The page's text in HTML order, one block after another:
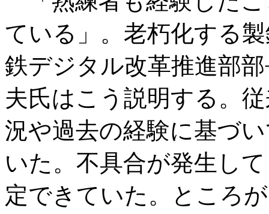
ている」。老朽化する
鉄デジタル改革推進部
夫氏はこう説明する。
況や過去の経験に基づ
いた。不具合が発生し
定できていた。ところ